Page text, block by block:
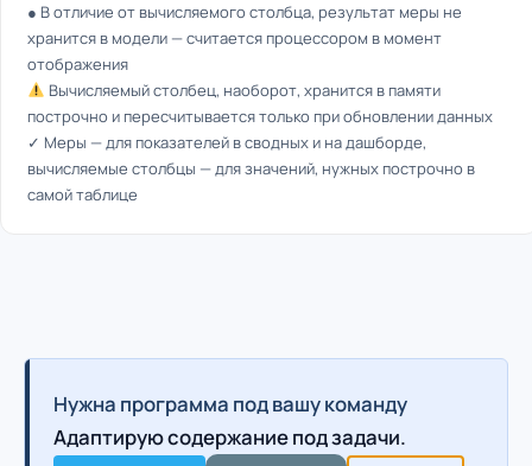
● В отличие от вычисляемого столбца, результат меры не
хранится в модели — считается процессором в момент
отображения
Вычисляемый столбец, наоборот, хранится в памяти
построчно и пересчитывается только при обновлении данных
✓ Меры — для показателей в сводных и на дашборде,
вычисляемые столбцы — для значений, нужных построчно в
самой таблице
Нужна программа под вашу команду
Адаптирую содержание под задачи.